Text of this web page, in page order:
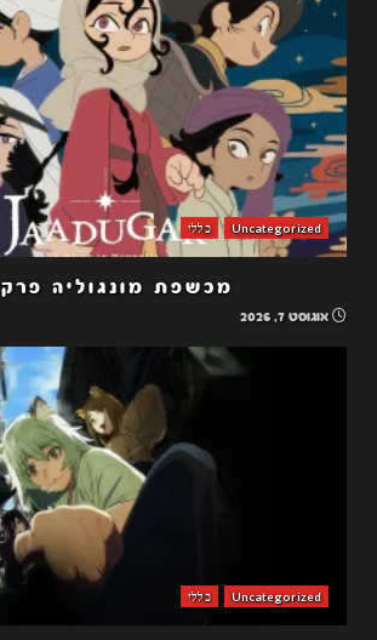
Uncategorized כללי
מכשפת מונגוליה פרק 6
אוגוסט 7, 2026
Uncategorized כללי